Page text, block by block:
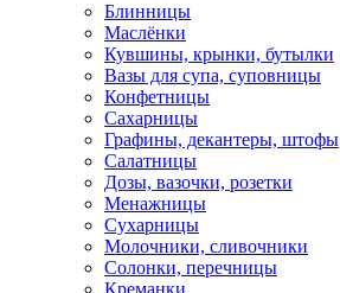
Блинницы
Маслёнки
Кувшины, крынки, бутылки
Вазы для супа, суповницы
Конфетницы
Сахарницы
Графины, декантеры, штофы
Салатницы
Дозы, вазочки, розетки
Менажницы
Сухарницы
Молочники, сливочники
Солонки, перечницы